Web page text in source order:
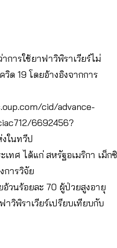
การใช้ยาฟาวิพิราเวียร์ไม่
ด 19 โดยอ้างอิงจากการ
cid/advance-
6692456?
ในทวีป
เทศ ได้แก่ สหรัฐอเมริกา เม็ก
การวิจัย
วนร้อยละ 70 ผู้ป่วยสูงอายุ
าวิพิราเวียร์เปรียบเทียบกับ